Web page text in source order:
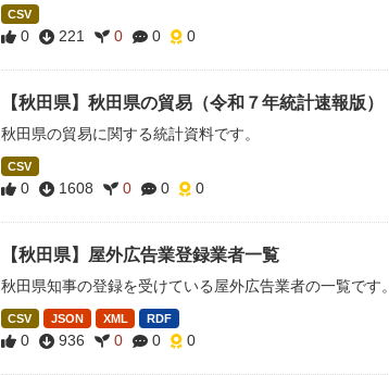
CSV
0 221 0 0 0
【秋田県】秋田県の貿易（令和７年統計速報版）
秋田県の貿易に関する統計資料です。
CSV
0 1608 0 0 0
【秋田県】屋外広告業登録業者一覧
秋田県知事の登録を受けている屋外広告業者の一覧です。
CSV JSON XML RDF
0 936 0 0 0